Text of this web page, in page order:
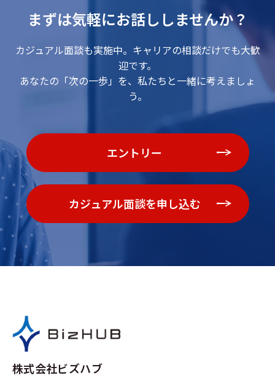
まずは気軽にお話ししませんか？
カジュアル面談も実施中。キャリアの相談だけでも大歓
迎です。
あなたの「次の一歩」を、私たちと一緒に考えましょ
う。
エントリー
カジュアル面談を申し込む
株式会社ビズハブ